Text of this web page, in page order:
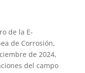
de la E-
de Corrosión,
de 2024,
del campo